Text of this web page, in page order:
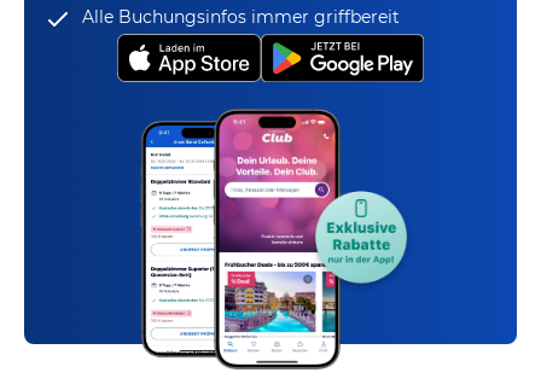
Alle Buchungsinfos immer griffbereit